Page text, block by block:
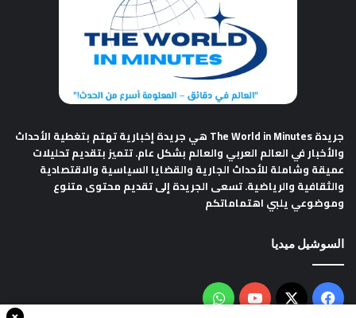
جريدة The World in Minutes
هي جريدة إخبارية تهتم بتغطية الأحداث
والأخبار في العالم العربي والعالم بشكل عام. تتميز بتقديم تحليلات
عميقة وشاملة للأحداث الجارية والقضايا السياسية والاقتصادية
والثقافية والرياضية. تسعى الجريدة إلى تقديم محتوى متنوع
وموضوعي يلبي اهتماماتكم
السوشيل ميديا
فيسبوك
‫X
‫YouTubeواتساب